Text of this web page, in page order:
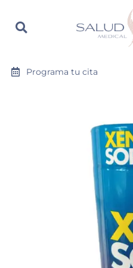
https://saludyformamedical.com
Programa tu cita